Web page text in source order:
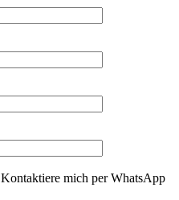
Kontaktiere mich per WhatsApp